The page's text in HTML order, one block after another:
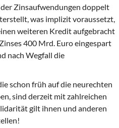
Zinsaufwendungen doppelt
was implizit voraussetzt,
weiteren Kredit aufgebracht
400 Mrd. Euro eingespart
nach Wegfall die
schon früh auf die neurechten
sind derzeit mit zahlreichen
gilt ihnen und anderen